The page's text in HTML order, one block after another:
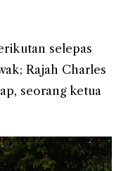
selepas
Rajah Charles
seorang ketua